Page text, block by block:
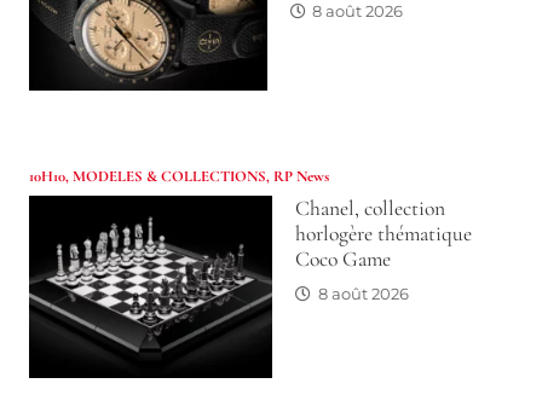
8 août 2026
10H10,MODELES & COLLECTIONS, RP News
Chanel, collection
horlogère thématique
Coco Game
8 août 2026